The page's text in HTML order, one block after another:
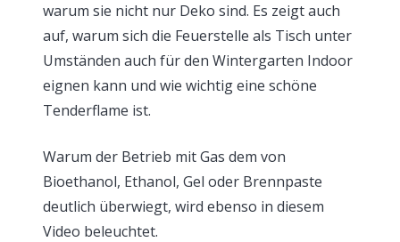
warum sie nicht nur Deko sind. Es zeigt auch
auf, warum sich die Feuerstelle als Tisch unter
Umständen auch für den Wintergarten Indoor
eignen kann und wie wichtig eine schöne
Tenderflame ist.
Warum der Betrieb mit Gas dem von
Bioethanol, Ethanol, Gel oder Brennpaste
deutlich überwiegt, wird ebenso in diesem
Video beleuchtet.